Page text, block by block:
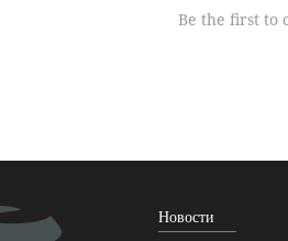
Новости